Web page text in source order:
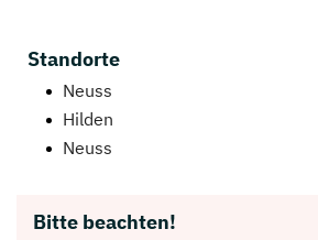
Standorte
Neuss
Hilden
Neuss
Bitte beachten!